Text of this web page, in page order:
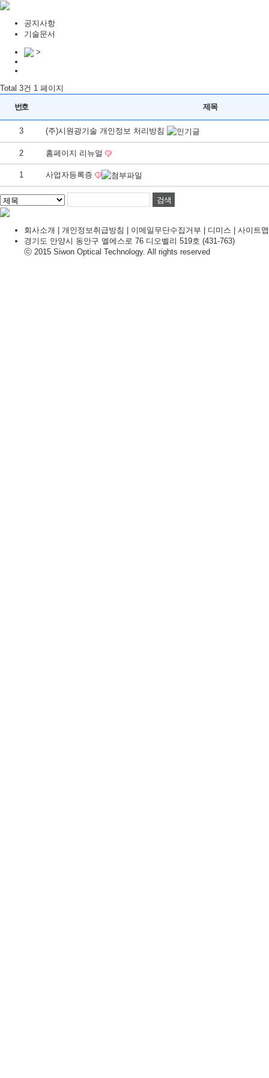
공지사항
기술문서
>
Total 3건 1 페이지
번호 제목
3 (주)시원광기술 개인정보 처리방침
2 홈페이지 리뉴얼
1 사업자등록증
회사소개 | 개인정보취급방침 | 이메일무단수집거부 | 디미스 | 사이트맵
경기도 안양시 동안구 엘에스로 76 디오벨리 519호 (431-763)
ⓒ 2015 Siwon Optical Technology. All rights reserved